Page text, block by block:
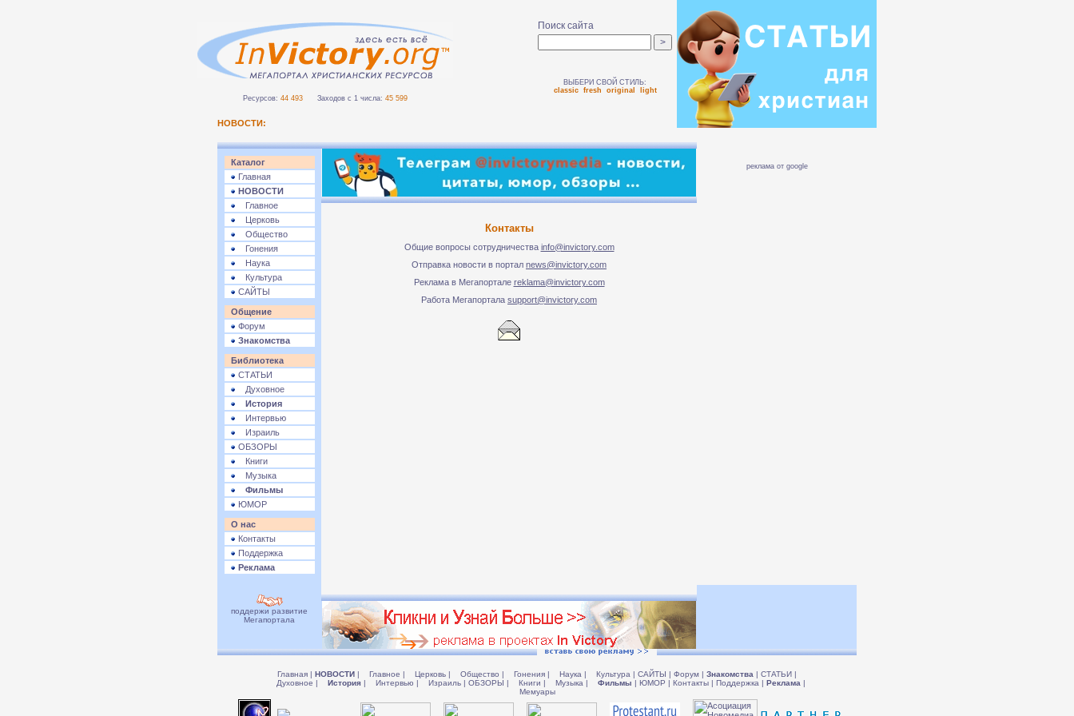
Ресурсов: 44 493 Заходов с 1 числа: 45 599
Поиск сайта
ВЫБЕРИ СВОЙ СТИЛЬ:
classic
fresh original light
НОВОСТИ:
Каталог
Главная
НОВОСТИ
Главное
Церковь
Общество
Гонения
Наука
Культура
САЙТЫ
Общение
Форум
Знакомства
Библиотека
СТАТЬИ
Духовное
История
Интервью
Израиль
ОБЗОРЫ
Книги
Музыка
Фильмы
ЮМОР
О нас
Контакты
Поддержка
Реклама
Контакты
Общие вопросы сотрудничества info@invictory.com
Отправка новости в портал news@invictory.com
Реклама в Мегапортале reklama@invictory.com
Работа Мегапортала support@invictory.com
реклама от google
поддержи развитие
Мегапортала
Главная | НОВОСТИ | Главное | Церковь | Общество | Гонения | Наука | Культура | САЙТЫ | Форум | Знакомства | СТАТЬИ |
Духовное | История | Интервью | Израиль | ОБЗОРЫ | Книги | Музыка | Фильмы | ЮМОР | Контакты | Поддержка | Реклама |
Мемуары